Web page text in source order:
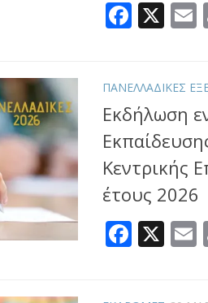
X
ΠΑΝΕΛΛΑΔΙΚΕΣ
Εκδήλωση
Κεντρικής
έτους 2026
X